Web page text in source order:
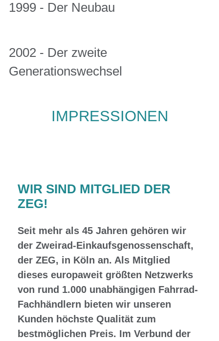
1999 - Der Neubau
2002 - Der zweite
Generationswechsel
IMPRESSIONEN
WIR SIND MITGLIED DER
ZEG!
Seit mehr als 45 Jahren gehören wir
der Zweirad-Einkaufsgenossenschaft,
der ZEG, in Köln an. Als Mitglied
dieses europaweit größten Netzwerks
von rund 1.000 unabhängigen Fahrrad-
Fachhändlern bieten wir unseren
Kunden höchste Qualität zum
bestmöglichen Preis. Im Verbund der